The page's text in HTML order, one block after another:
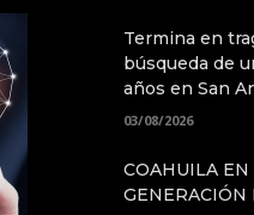
Termina en
búsqueda de
años en San
03/08/2026
COAHUILA
GENERACIÓN